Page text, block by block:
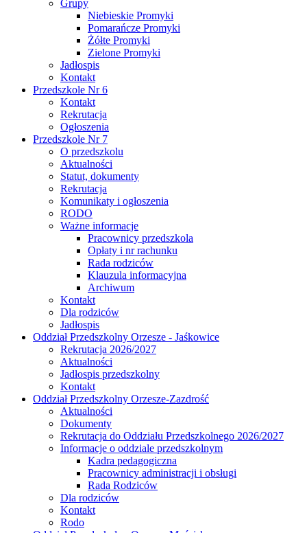
Grupy
Niebieskie Promyki
Pomarańcze Promyki
Żółte Promyki
Zielone Promyki
Jadłospis
Kontakt
Przedszkole Nr 6
Kontakt
Rekrutacja
Ogłoszenia
Przedszkole Nr 7
O przedszkolu
Aktualności
Statut, dokumenty
Rekrutacja
Komunikaty i ogłoszenia
RODO
Ważne informacje
Pracownicy przedszkola
Opłaty i nr rachunku
Rada rodziców
Klauzula informacyjna
Archiwum
Kontakt
Dla rodziców
Jadłospis
Oddział Przedszkolny Orzesze - Jaśkowice
Rekrutacja 2026/2027
Aktualności
Jadłospis przedszkolny
Kontakt
Oddział Przedszkolny Orzesze-Zazdrość
Aktualności
Dokumenty
Rekrutacja do Oddziału Przedszkolnego 2026/2027
Informacje o oddziale przedszkolnym
Kadra pedagogiczna
Pracownicy administracji i obsługi
Rada Rodziców
Dla rodziców
Kontakt
Rodo